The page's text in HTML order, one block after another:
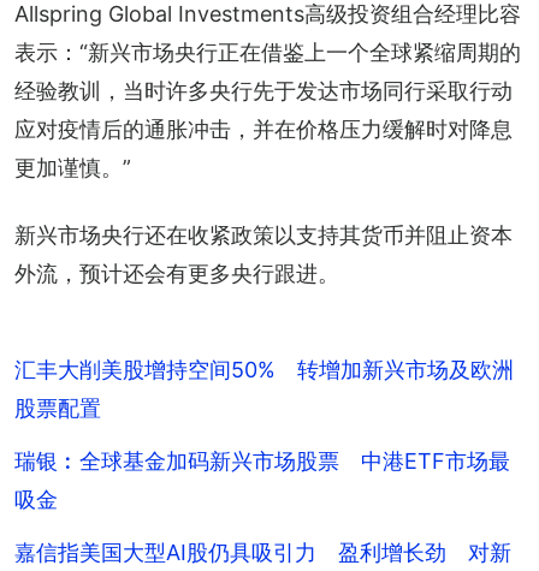
Allspring Global Investments高级投资组合经理比容
表示：“新兴市场央行正在借鉴上一个全球紧缩周期的
经验教训，当时许多央行先于发达市场同行采取行动
应对疫情后的通胀冲击，并在价格压力缓解时对降息
更加谨慎。”
新兴市场央行还在收紧政策以支持其货币并阻止资本
外流，预计还会有更多央行跟进。
汇丰大削美股增持空间50% 转增加新兴市场及欧洲
股票配置
瑞银︰全球基金加码新兴市场股票 中港ETF市场最
吸金
嘉信指美国大型AI股仍具吸引力 盈利增长劲 对新